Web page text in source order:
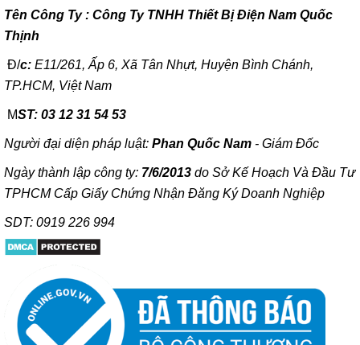
Tên Công Ty : Công Ty TNHH Thiết Bị Điện Nam Quốc
Thịnh
Đ/c: E11/261, Ấp 6, Xã Tân Nhựt, Huyện Bình Chánh,
TP.HCM, Việt Nam
MST: 03 12 31 54 53
Người đại diện pháp luật: Phan Quốc Nam - Giám Đốc
Ngày thành lập công ty: 7/6/2013 do Sở Kế Hoạch Và Đầu Tư
TPHCM Cấp Giấy Chứng Nhận Đăng Ký Doanh Nghiệp
SDT: 0919 226 994